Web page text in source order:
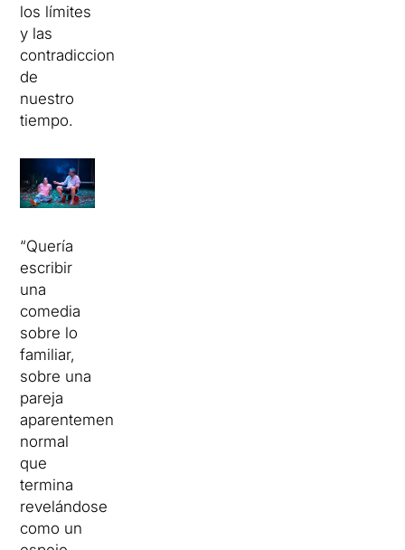
los límites
y las
contradicciones
de
nuestro
tiempo.
“Quería
escribir
una
comedia
sobre lo
familiar,
sobre una
pareja
aparentemente
normal
que
termina
revelándose
como un